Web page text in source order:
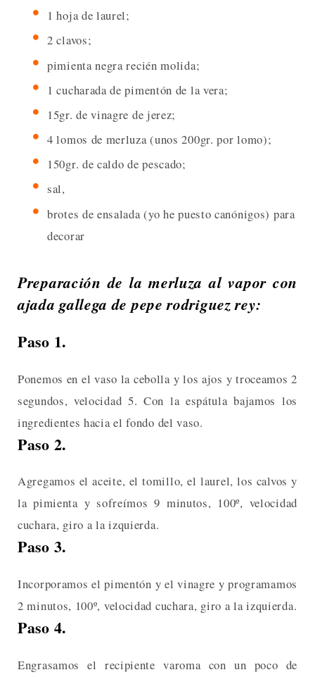
1 hoja de laurel;
2 clavos;
pimienta negra recién molida;
1 cucharada de pimentón de la vera;
15gr. de vinagre de jerez;
4 lomos de merluza (unos 200gr. por lomo);
150gr. de caldo de pescado;
sal,
brotes de ensalada (yo he puesto canónigos) para
decorar
Preparación de la merluza al vapor con
ajada gallega de pepe rodriguez rey:
Paso 1.
Ponemos en el vaso la cebolla y los ajos y troceamos 2
segundos, velocidad 5. Con la espátula bajamos los
ingredientes hacia el fondo del vaso.
Paso 2.
Agregamos el aceite, el tomillo, el laurel, los calvos y
la pimienta y sofreímos 9 minutos, 100º, velocidad
cuchara, giro a la izquierda.
Paso 3.
Incorporamos el pimentón y el vinagre y programamos
2 minutos, 100º, velocidad cuchara, giro a la izquierda.
Paso 4.
Engrasamos el recipiente varoma con un poco de